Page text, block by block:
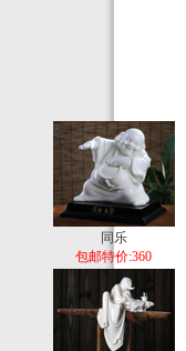
同乐
包邮特价:360